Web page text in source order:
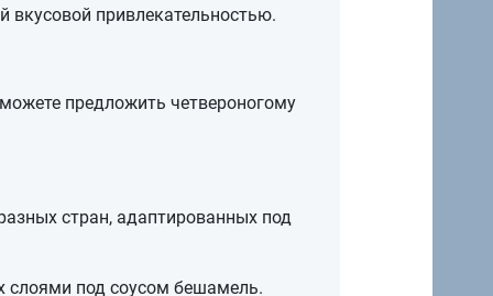
привлекательностью.
предложить четвероногому
стран, адаптированных под
слоями под соусом бешамель.